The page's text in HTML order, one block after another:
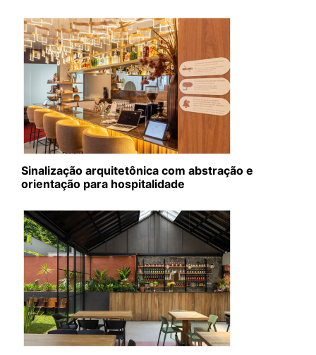
Sinalização arquitetônica com abstração e
orientação para hospitalidade